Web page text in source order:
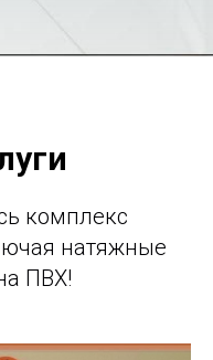
комплекс
натяжные
ПВХ!